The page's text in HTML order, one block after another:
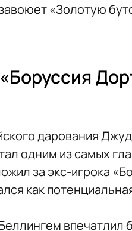
«Золотую
дарования
одним из самых
за экс-игрока
как
впечатлил